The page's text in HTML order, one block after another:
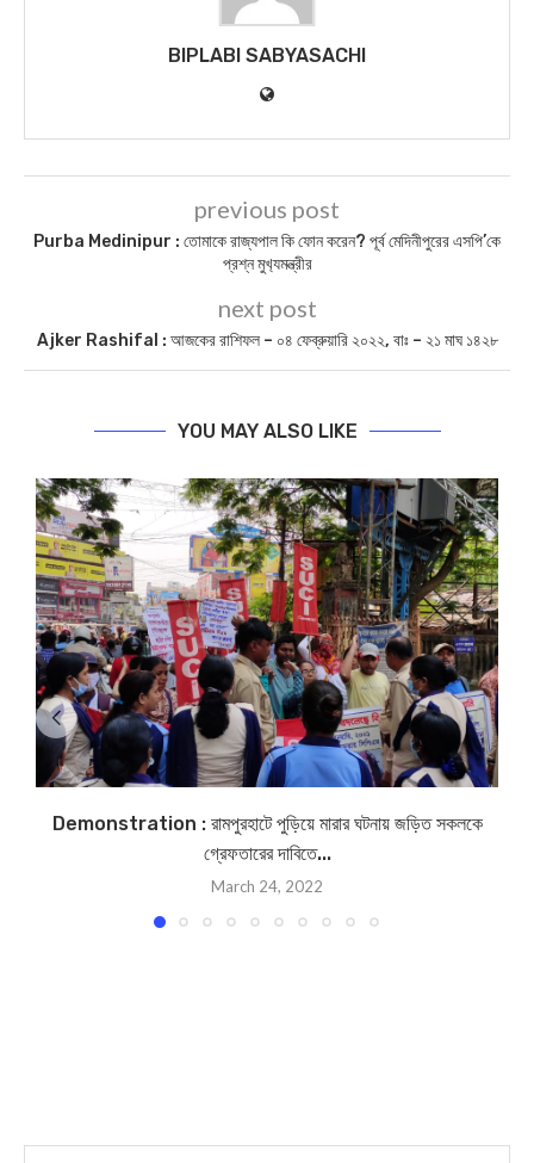
BIPLABI SABYASACHI
previous post
Purba Medinipur : তোমাকে রাজ্যপাল কি ফোন করেন? পূর্ব মেদিনীপুরের এসপি’কে
প্রশ্ন মুখ‍্যমন্ত্রীর
next post
Ajker Rashifal : আজকের রাশিফল – ০৪ ফেব্রুয়ারি ২০২২, বাঃ – ২১ মাঘ ১৪২৮
YOU MAY ALSO LIKE
Demonstration : রামপুরহাটে পুড়িয়ে মারার ঘটনায় জড়িত সকলকে
গ্রেফতারের দাবিতে...
March 24, 2022